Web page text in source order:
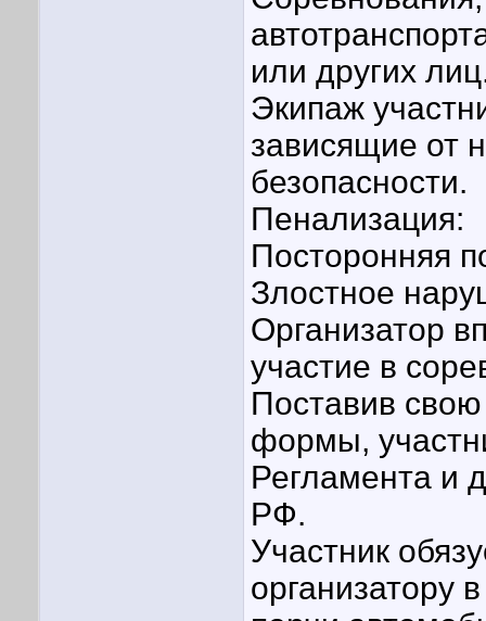
или других
Экипаж
зависящие от
безопасности.
Пенализация:
Посторонняя
Злостное
Организатор
участие в
Поставив
формы,
Регламента и
РФ.
Участник
организатору